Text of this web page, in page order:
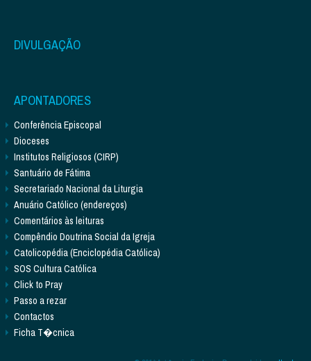
DIVULGAÇÃO
APONTADORES
Conferência Episcopal
Dioceses
Institutos Religiosos (CIRP)
Santuário de Fátima
Secretariado Nacional da Liturgia
Anuário Católico (endereços)
Comentários às leituras
Compêndio Doutrina Social da Igreja
Catolicopédia (Enciclopédia Católica)
SOS Cultura Católica
Click to Pray
Passo a rezar
Contactos
Ficha T�cnica